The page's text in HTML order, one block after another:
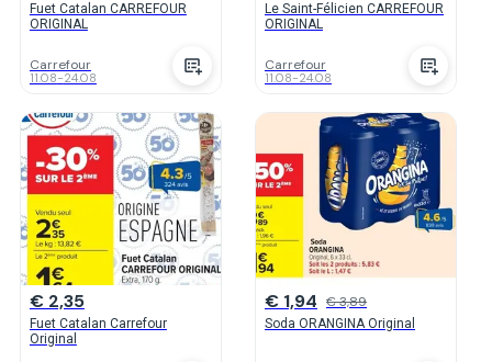
Fuet Catalan CARREFOUR
ORIGINAL
Carrefour
11.08-24.08
Le Saint-Félicien CARREFOUR
ORIGINAL
Carrefour
11.08-24.08
€ 2,35
Fuet Catalan Carrefour
Original
€ 1,94 € 3,89
Soda ORANGINA Original